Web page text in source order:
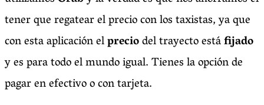
tener que regatear el precio con los taxistas, ya que
con esta aplicación elpreciodel trayecto estáfijado
y es para todo el mundo igual. Tienes la opción de
pagar en efectivo o con tarjeta.